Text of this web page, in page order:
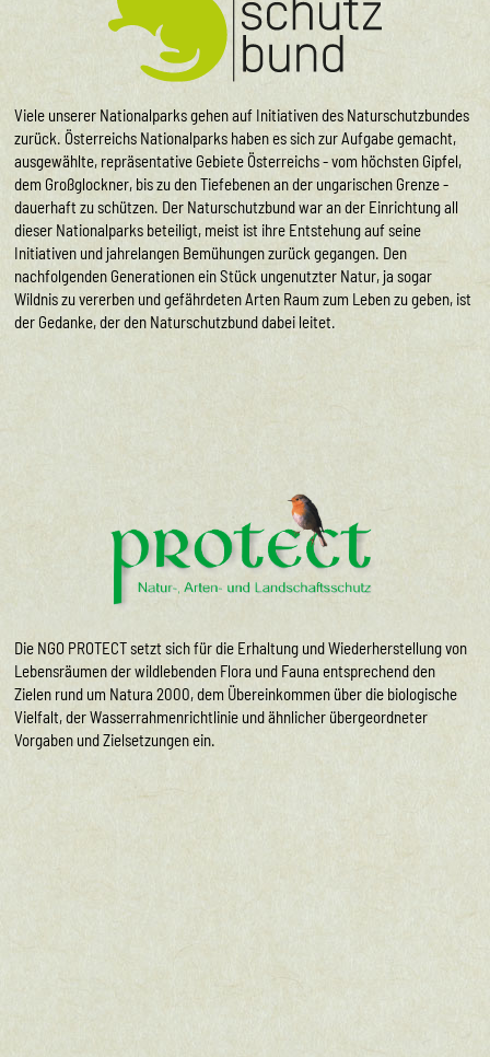
Viele unserer Nationalparks gehen auf Initiativen des Naturschutzbundes
zurück. Österreichs Nationalparks haben es sich zur Aufgabe gemacht,
ausgewählte, repräsentative Gebiete Österreichs - vom höchsten Gipfel,
dem Großglockner, bis zu den Tiefebenen an der ungarischen Grenze -
dauerhaft zu schützen. Der Naturschutzbund war an der Einrichtung all
dieser Nationalparks beteiligt, meist ist ihre Entstehung auf seine
Initiativen und jahrelangen Bemühungen zurück gegangen. Den
nachfolgenden Generationen ein Stück ungenutzter Natur, ja sogar
Wildnis zu vererben und gefährdeten Arten Raum zum Leben zu geben, ist
der Gedanke, der den Naturschutzbund dabei leitet.
Die NGO PROTECT setzt sich für die Erhaltung und Wiederherstellung von
Lebensräumen der wildlebenden Flora und Fauna entsprechend den
Zielen rund um Natura 2000, dem Übereinkommen über die biologische
Vielfalt, der Wasserrahmenrichtlinie und ähnlicher übergeordneter
Vorgaben und Zielsetzungen ein.